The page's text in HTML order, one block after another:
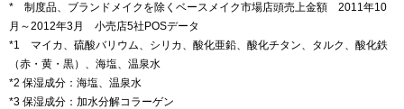
* 制度品、ブランドメイクを除くベースメイク市場店頭売上金額 2011年10
月～2012年3月 小売店5社POSデータ
*1 マイカ、硫酸バリウム、シリカ、酸化亜鉛、酸化チタン、タルク、酸化鉄
（赤・黄・黒）、海塩、温泉水
*2 保湿成分：海塩、温泉水
*3 保湿成分：加水分解コラーゲン